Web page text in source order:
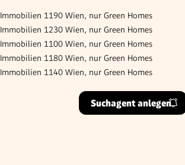
Immobilien 1190 Wien, nur Green Homes
Immobilien 1230 Wien, nur Green Homes
Immobilien 1100 Wien, nur Green Homes
Immobilien 1180 Wien, nur Green Homes
Immobilien 1140 Wien, nur Green Homes
Suchagent anlegen